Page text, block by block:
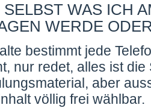
WAS ICH
WERDE
bestimmt jede
nur redet, alles ist
aber
völlig frei wählbar.